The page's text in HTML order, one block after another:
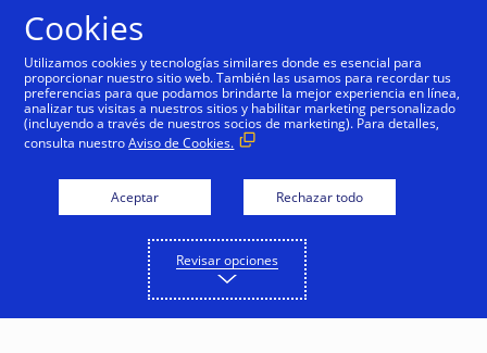
Acerca de Visa
Nuestros valores
Noticias y medios
Cookies
Utilizamos cookies y tecnologías similares donde es esencial para
proporcionar nuestro sitio web. También las usamos para recordar tus
preferencias para que podamos brindarte la mejor experiencia en línea,
analizar tus visitas a nuestros sitios y habilitar marketing personalizado
(incluyendo a través de nuestros socios de marketing). Para detalles,
consulta nuestroAviso de Cookies.
Aceptar Rechazar todo
Revisar opciones